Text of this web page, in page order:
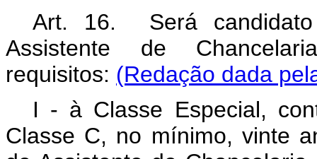
Art. 16. Será
Assistente de
requisitos: (Redação dada
I - à Classe Especial,
Classe C, no mínimo, vinte